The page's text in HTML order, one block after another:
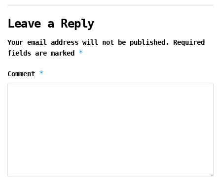
Leave a Reply
Your email address will not be published.
Required
fields are marked *
Comment *